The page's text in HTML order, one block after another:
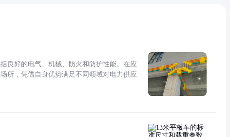
良好的电气、机械、防火和防护性能。在应
所，凭借自身优势满足不同领域对电力供应